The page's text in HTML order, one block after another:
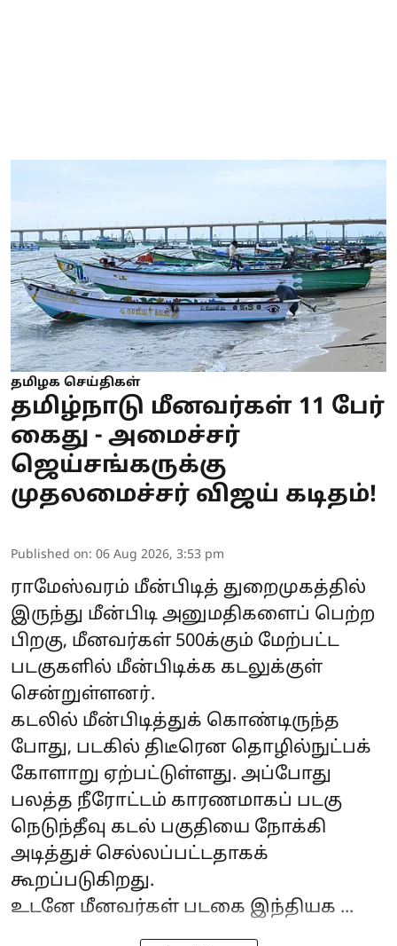
தமிழக செய்திகள்
தமிழ்நாடு மீனவர்கள் 11 பேர்
கைது - அமைச்சர்
ஜெய்சங்கருக்கு
முதலமைச்சர் விஜய் கடிதம்!
Published on: 06 Aug 2026, 3:53 pm
ராமேஸ்வரம் மீன்பிடித் துறைமுகத்தில்
இருந்து மீன்பிடி அனுமதிகளைப் பெற்ற
பிறகு, மீனவர்கள் 500க்கும் மேற்பட்ட
படகுகளில் மீன்பிடிக்க கடலுக்குள்
சென்றுள்ளனர்.
கடலில் மீன்பிடித்துக் கொண்டிருந்த
போது, படகில் திடீரென தொழில்நுட்பக்
கோளாறு ஏற்பட்டுள்ளது. அப்போது
பலத்த நீரோட்டம் காரணமாகப் படகு
நெடுந்தீவு கடல் பகுதியை நோக்கி
அடித்துச் செல்லப்பட்டதாகக்
கூறப்படுகிறது.
உடனே மீனவர்கள் படகை இந்தியக ...